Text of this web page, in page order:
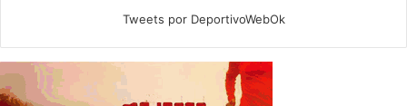
Tweets por DeportivoWebOk